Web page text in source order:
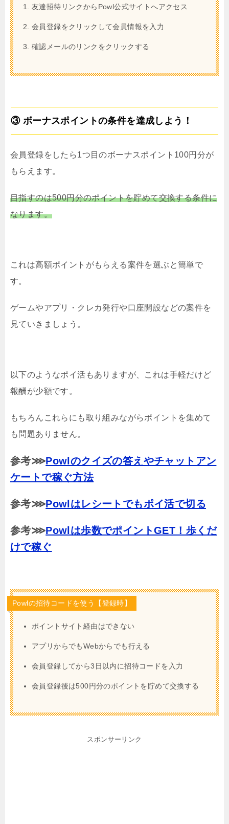
友達招待リンクからPowl公式サイトへアクセス
会員登録をクリックして会員情報を入力
確認メールのリンクをクリックする
③ ボーナスポイントの条件を達成しよう！
会員登録をしたら1つ目のボーナスポイント100円分が
もらえます。
目指すのは500円分のポイントを貯めて交換する条件に
なります。
これは高額ポイントがもらえる案件を選ぶと簡単で
す。
ゲームやアプリ・クレカ発行や口座開設などの案件を
見ていきましょう。
以下のようなポイ活もありますが、これは手軽だけど
報酬が少額です。
もちろんこれらにも取り組みながらポイントを集めて
も問題ありません。
参考⋙Powlのクイズの答えやチャットアン
ケートで稼ぐ方法
参考⋙Powlはレシートでもポイ活で切る
参考⋙Powlは歩数でポイントGET！歩くだ
けで稼ぐ
Powlの招待コードを使う【登録時】
ポイントサイト経由はできない
アプリからでもWebからでも行える
会員登録してから3日以内に招待コードを入力
会員登録後は500円分のポイントを貯めて交換する
スポンサーリンク